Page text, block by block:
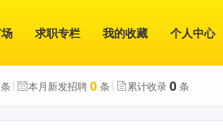
求职专栏 我的收藏 个人中心
条 本月新发招聘 0 条 累计收录 0 条